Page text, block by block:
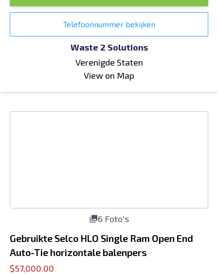
Telefoonnummer bekijken
Waste 2 Solutions
Verenigde Staten
View on Map
6 Foto's
Gebruikte Selco HLO Single Ram Open End
Auto-Tie horizontale balenpers
$57,000.00